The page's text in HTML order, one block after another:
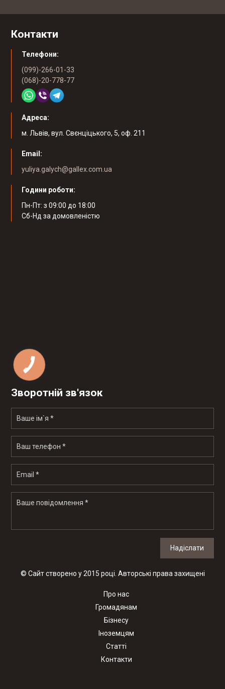
Контакти
Телефони:
(099)-266-01-33
(068)-20-778-77
Адреса:
м. Львів, вул. Свєнціцького, 5, оф. 211
Email:
yuliya.galych@gallex.com.ua
Години роботи:
Пн-Пт: з 09:00 до 18:00
Cб-Нд за домовленістю
Зворотній зв'язок
Надіслати
© Сайт створено у 2015 році. Авторські права захищені
Про нас
Громадянам
Бізнесу
Іноземцям
Статті
Контакти